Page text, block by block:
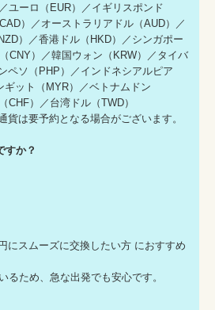
ユーロ（EUR）／イギリスポンド
）／オーストラリアドル（AUD）／
）／香港ドル（HKD）／シンガポー
CNY）／韓国ウォン（KRW）／タイバ
ペソ（PHP）／インドネシアルピア
ギット（MYR）／ベトナムドン
CHF）／台湾ドル（TWD）
は要予約となる場合がございます。
すか？
にスムーズに交換したい方 におすすめ
ため、急な出発でも安心です。